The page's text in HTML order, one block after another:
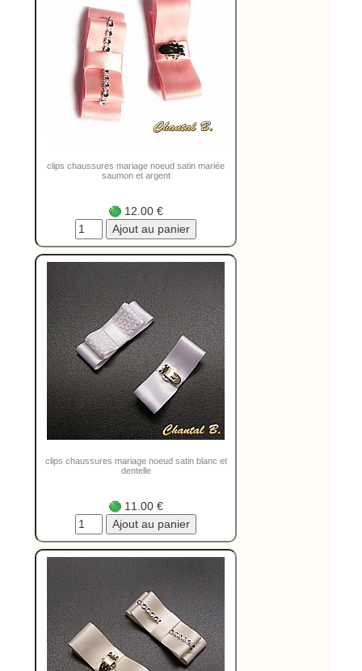
clips chaussures mariage noeud satin mariée
saumon et argent
12.00 €
clips chaussures mariage noeud satin blanc et
dentelle
11.00 €